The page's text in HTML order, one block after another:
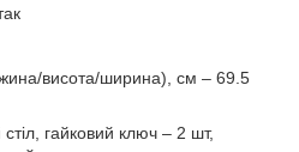
висота/ширина), см – 69.5
гайковий ключ – 2 шт,